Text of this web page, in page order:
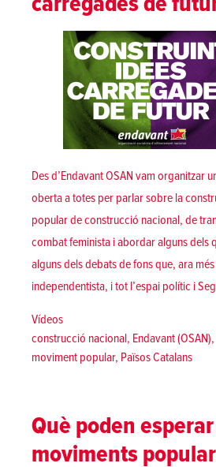
Des d’Endavant OSAN vam organitzar
oberta a totes per parlar sobre la
popular de construcció nacional, de
combat feminista i abordar alguns dels
alguns dels debats de fons que, ara
independentista, i tot l’espai polític i
Posted in
Vídeos
Tags:
construcció nacional, Endavant (OSAN),
moviment popular, Països Catalans
Què poden
moviments